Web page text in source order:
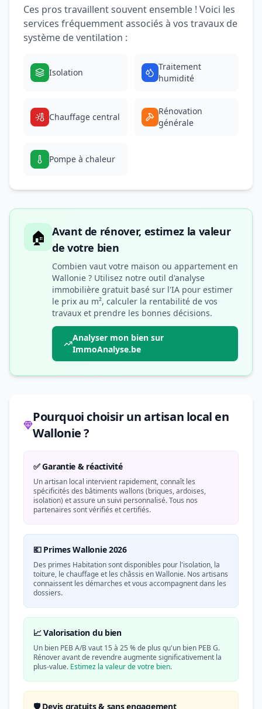
Ces pros travaillent souvent ensemble ! Voici les
services fréquemment associés à vos travaux de
système de ventilation :
Isolation
Traitement
humidité
Chauffage central
Rénovation
générale
Pompe à chaleur
🏠 Avant de rénover, estimez la valeur
de votre bien
Combien vaut votre maison ou appartement en
Wallonie ? Utilisez notre outil d'analyse
immobilière gratuit basé sur l'IA pour estimer
le prix au m², calculer la rentabilité de vos
travaux et prendre les bonnes décisions.
Analyser mon bien sur
ImmoAnalyse.be
Pourquoi choisir un artisan local en
Wallonie ?
✅ Garantie & réactivité
Un artisan local intervient rapidement, connaît les
spécificités des bâtiments wallons (briques, ardoises,
isolation) et assure un suivi personnalisé. Tous nos
partenaires sont vérifiés et certifiés.
💶 Primes Wallonie 2026
Des primes Habitation sont disponibles pour l'isolation, la
toiture, le chauffage et les châssis en Wallonie. Nos artisans
connaissent les démarches et vous accompagnent dans les
dossiers.
📈 Valorisation du bien
Un bien PEB A/B vaut 15 à 25 % de plus qu'un bien PEB G.
Rénover avant de revendre augmente significativement la
plus-value. Estimez la valeur de votre bien.
🛡️ Devis gratuits & sans engagement